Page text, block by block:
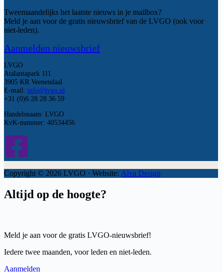
Tweemaandelijks het laatste nieuws in je mailbox?
Meld je aan voor de gratis nieuwsbrief van de LVGO (ook voor
niet-leden).
Aanmelden nieuwsbrief
LVGO
Atalantapark 111
3905 KR Veenendaal
E-mail: info@lvgo.nl
+31 (0)6 28 28 36 59
Handelsnaam: LVGO
KvK-nummer: 40534456
Copyright © 2026 LVGO · Website: Alva Design
Altijd op de hoogte?
Meld je aan voor de gratis LVGO-nieuwsbrief!
Iedere twee maanden, voor leden en niet-leden.
Aanmelden